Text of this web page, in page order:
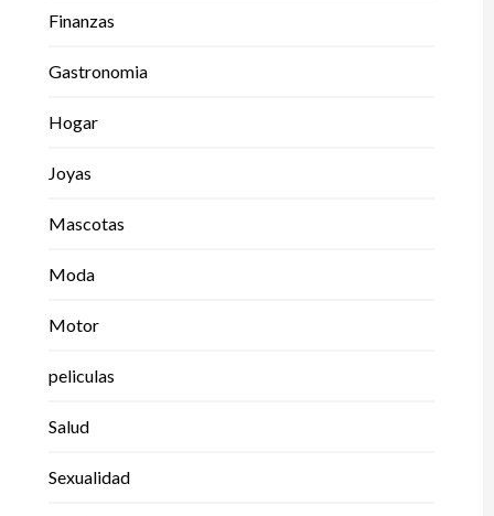
Finanzas
Gastronomia
Hogar
Joyas
Mascotas
Moda
Motor
peliculas
Salud
Sexualidad